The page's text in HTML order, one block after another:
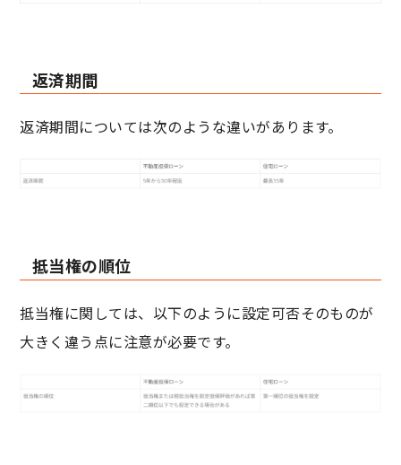
返済期間
返済期間については次のような違いがあります。
抵当権の順位
抵当権に関しては、以下のように設定可否そのものが
大きく違う点に注意が必要です。